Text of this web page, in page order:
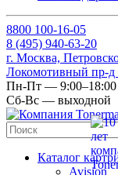
8800 100-16-05
8 (495) 940-63-20
г. Москва,
Локомотивный пр-д
Пн-Пт — 9:00–18:00
Сб-Вс — выходной
Каталог
Avision